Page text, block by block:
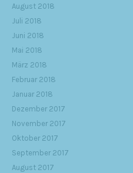
August 2018
Juli 2018
Juni 2018
Mai 2018
März 2018
Februar 2018
Januar 2018
Dezember 2017
November 2017
Oktober 2017
September 2017
August 2017